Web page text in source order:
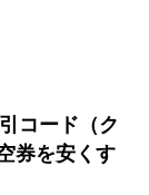
コード（ク
券を安くす